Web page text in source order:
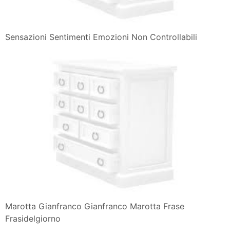
Sensazioni Sentimenti Emozioni Non Controllabili
Marotta Gianfranco Gianfranco Marotta Frase
Frasidelgiorno